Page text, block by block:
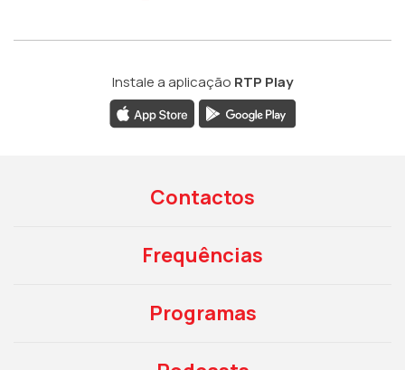
Instale a aplicação RTP Play
Contactos
Frequências
Programas